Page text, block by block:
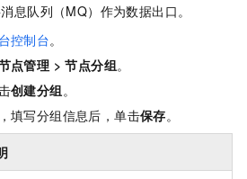
息队列（MQ）作为数据出口。
控制台。
点管理 >节点分组。
创建分组。
填写分组信息后，单击保存。